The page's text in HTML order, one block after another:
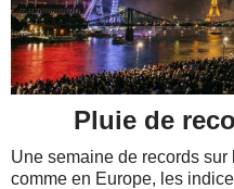
Pluie de
Une semaine de records sur
comme en Europe, les